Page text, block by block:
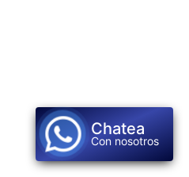
Chatea
Con nosotros